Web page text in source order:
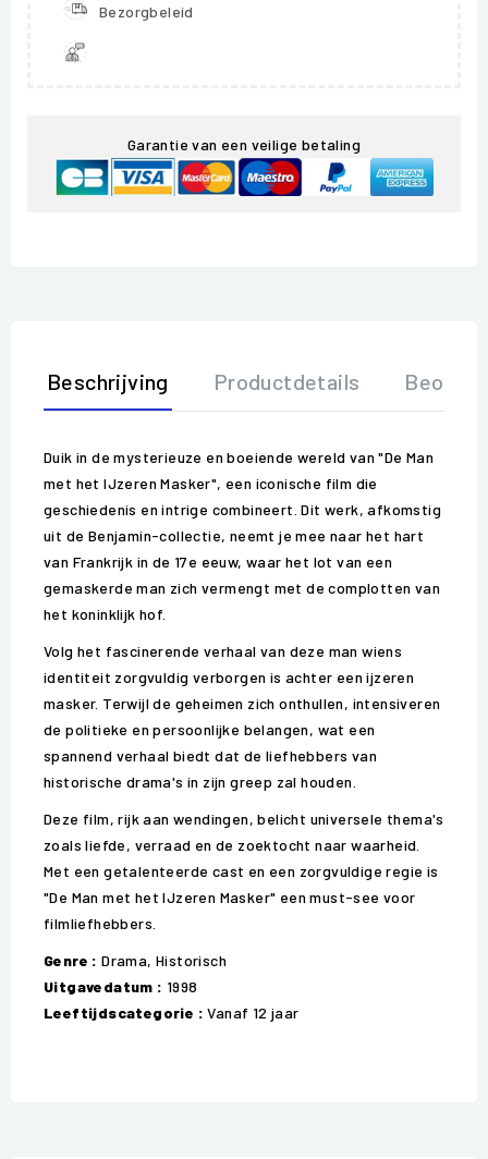
Bezorgbeleid
Garantie van een veilige betaling
Beschrijving Productdetails
Duik in de mysterieuze en boeiende wereld van "De Man
met het IJzeren Masker", een iconische film die
geschiedenis en intrige combineert. Dit werk, afkomstig
uit de Benjamin-collectie, neemt je mee naar het hart
van Frankrijk in de 17e eeuw, waar het lot van een
gemaskerde man zich vermengt met de complotten van
het koninklijk hof.
Volg het fascinerende verhaal van deze man wiens
identiteit zorgvuldig verborgen is achter een ijzeren
masker. Terwijl de geheimen zich onthullen, intensiveren
de politieke en persoonlijke belangen, wat een
spannend verhaal biedt dat de liefhebbers van
historische drama's in zijn greep zal houden.
Deze film, rijk aan wendingen, belicht universele thema's
zoals liefde, verraad en de zoektocht naar waarheid.
Met een getalenteerde cast en een zorgvuldige regie is
"De Man met het IJzeren Masker" een must-see voor
filmliefhebbers.
Genre : Drama, Historisch
Uitgavedatum : 1998
Leeftijdscategorie : Vanaf 12 jaar